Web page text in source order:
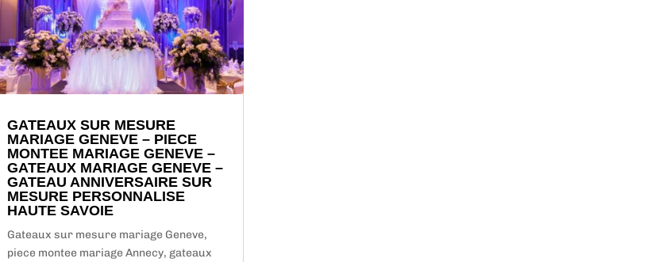
GATEAUX SUR MESURE
MARIAGE GENEVE – PIECE
MONTEE MARIAGE GENEVE –
GATEAUX MARIAGE GENEVE –
GATEAU ANNIVERSAIRE SUR
MESURE PERSONNALISE
HAUTE SAVOIE
Gateaux sur mesure mariage Geneve,
piece montee mariage Annecy, gateaux